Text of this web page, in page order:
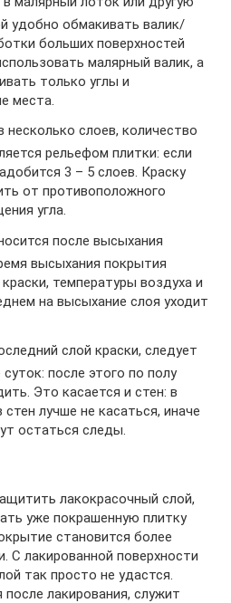
удобно обмакивать валик/
больших поверхностей
малярный валик, а
только углы и
места.
несколько слоев, количество
рельефом плитки: если
3 – 5 слоев. Краску
от противоположного
угла.
после высыхания
высыхания покрытия
температуры воздуха и
на высыхание слоя уходит
слой краски, следует
после этого по полу
Это касается и стен: в
стен лучше не касаться, иначе
остаться следы.
лакокрасочный слой,
уже покрашенную плитку
становится более
С лакированной поверхности
так просто не удастся.
лакирования, служит